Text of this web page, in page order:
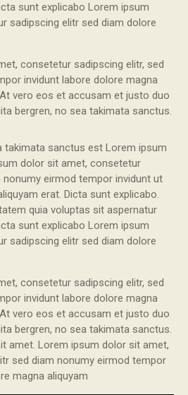
sunt explicabo Lorem ipsum
sadipscing elitr sed diam dolore
consetetur sadipscing elitr, sed
invidunt labore dolore magna
vero eos et accusam et justo duo
bergren, no sea takimata sanctus.
takimata sanctus est Lorem ipsum
dolor sit amet, consetetur
eirmod tempor invidunt ut
erat. Dicta sunt explicabo.
quia voluptas sit aspernatur
sunt explicabo Lorem ipsum
sadipscing elitr sed diam dolore
consetetur sadipscing elitr, sed
invidunt labore dolore magna
vero eos et accusam et justo duo
bergren, no sea takimata sanctus.
amet. Lorem ipsum dolor sit amet,
sed diam nonumy eirmod tempor
magna aliquyam